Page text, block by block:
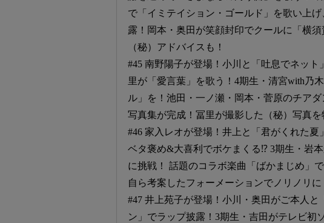
で「イミテイション・ゴールド」を歌い上
露！岡本・奥田が笑顔封印でクールに「横
（秘）アドバイスも！
#45 南野陽子が登場！小川と「吐息でネッ
里が「愛言葉」を歌う！4期生・清宮with乃
ル」を！池田・一ノ瀬・岡本・菅原のチア
写真集が完成！冨里が撮影した（秘）写真を
#46 家入レオが登場！井上と「君がくれた
ベタ褒め&大喜利でボケまくる⁉ 3期生・岩
に挑戦！ 話題のコラボ楽曲「ばかまじめ」
自ら考案したフォーメーションでノリノリに
#47 井上苑子が登場！小川・奥田がご本人
ン」でラップ披露！3期生・吉田がテレビ初